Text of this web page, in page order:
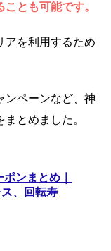
とも可能です。
アを利用するため
ンペーンなど、神
とめました。
ンまとめ｜
、回転寿